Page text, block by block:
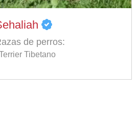
de perros:
Tibetano